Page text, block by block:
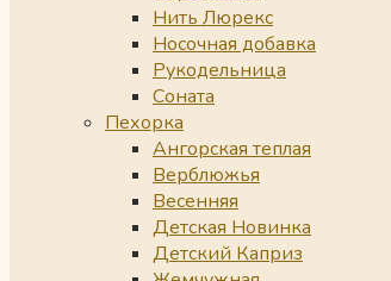
Нить Люрекс
Носочная добавка
Рукодельница
Соната
Пехорка
Ангорская теплая
Верблюжья
Весенняя
Детская Новинка
Детский Каприз